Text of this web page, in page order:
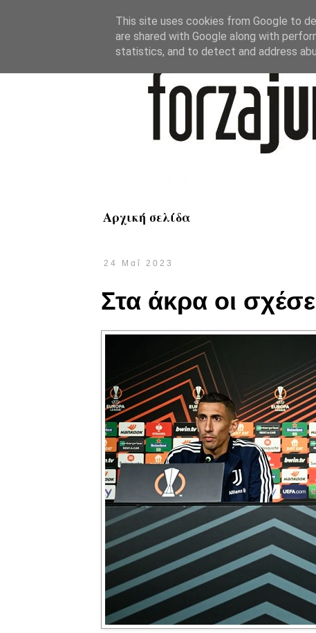
Αρχική σελίδα
24 Μαΐ 2023
Στα άκρα οι
This site uses cookies from Google to
are shared with Google along with
statistics, and to detect and address